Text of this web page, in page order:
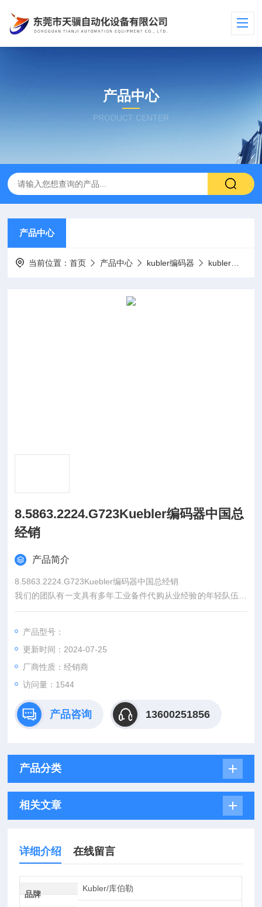
产品中心
PRODUCT CENTER
产品中心
当前位置：首页 产品中心 kubler编码器 kubler计时器
8.5863.2224.G723Kuebler编码器中国总
经销
产品简介
8.5863.2224.G723Kuebler编码器中国总经销
我们的团队有一支具有多年工业备件代购从业经验的年轻队伍，
我们可为用户提供产品选型，技术改造等一系列解决方案和技术
以客户需求为出发点，与用户紧密沟通合作，为用户提供高质量
的产品和
产品型号：
更新时间：2024-07-25
厂商性质：经销商
访问量：1544
产品咨询 13600251856
产品分类
相关文章
详细介绍 在线留言
品牌
Kubler/库伯勒